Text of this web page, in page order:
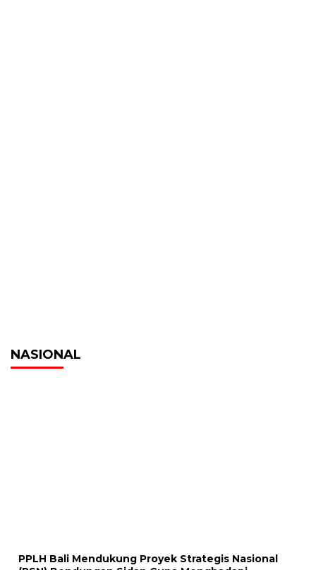
NASIONAL
PPLH Bali Mendukung Proyek Strategis Nasional